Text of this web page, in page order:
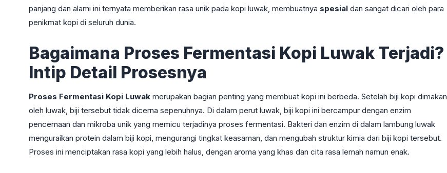
panjang dan alami ini ternyata memberikan rasa unik pada kopi luwak, membuatnya spesial dan sangat dicari oleh para
penikmat kopi di seluruh dunia.
Bagaimana Proses Fermentasi Kopi Luwak Terjadi?
Intip Detail Prosesnya
Proses Fermentasi Kopi Luwak merupakan bagian penting yang membuat kopi ini berbeda. Setelah biji kopi dimakan
oleh luwak, biji tersebut tidak dicerna sepenuhnya. Di dalam perut luwak, biji kopi ini bercampur dengan enzim
pencernaan dan mikroba unik yang memicu terjadinya proses fermentasi. Bakteri dan enzim di dalam lambung luwak
menguraikan protein dalam biji kopi, mengurangi tingkat keasaman, dan mengubah struktur kimia dari biji kopi tersebut.
Proses ini menciptakan rasa kopi yang lebih halus, dengan aroma yang khas dan cita rasa lemah namun enak.